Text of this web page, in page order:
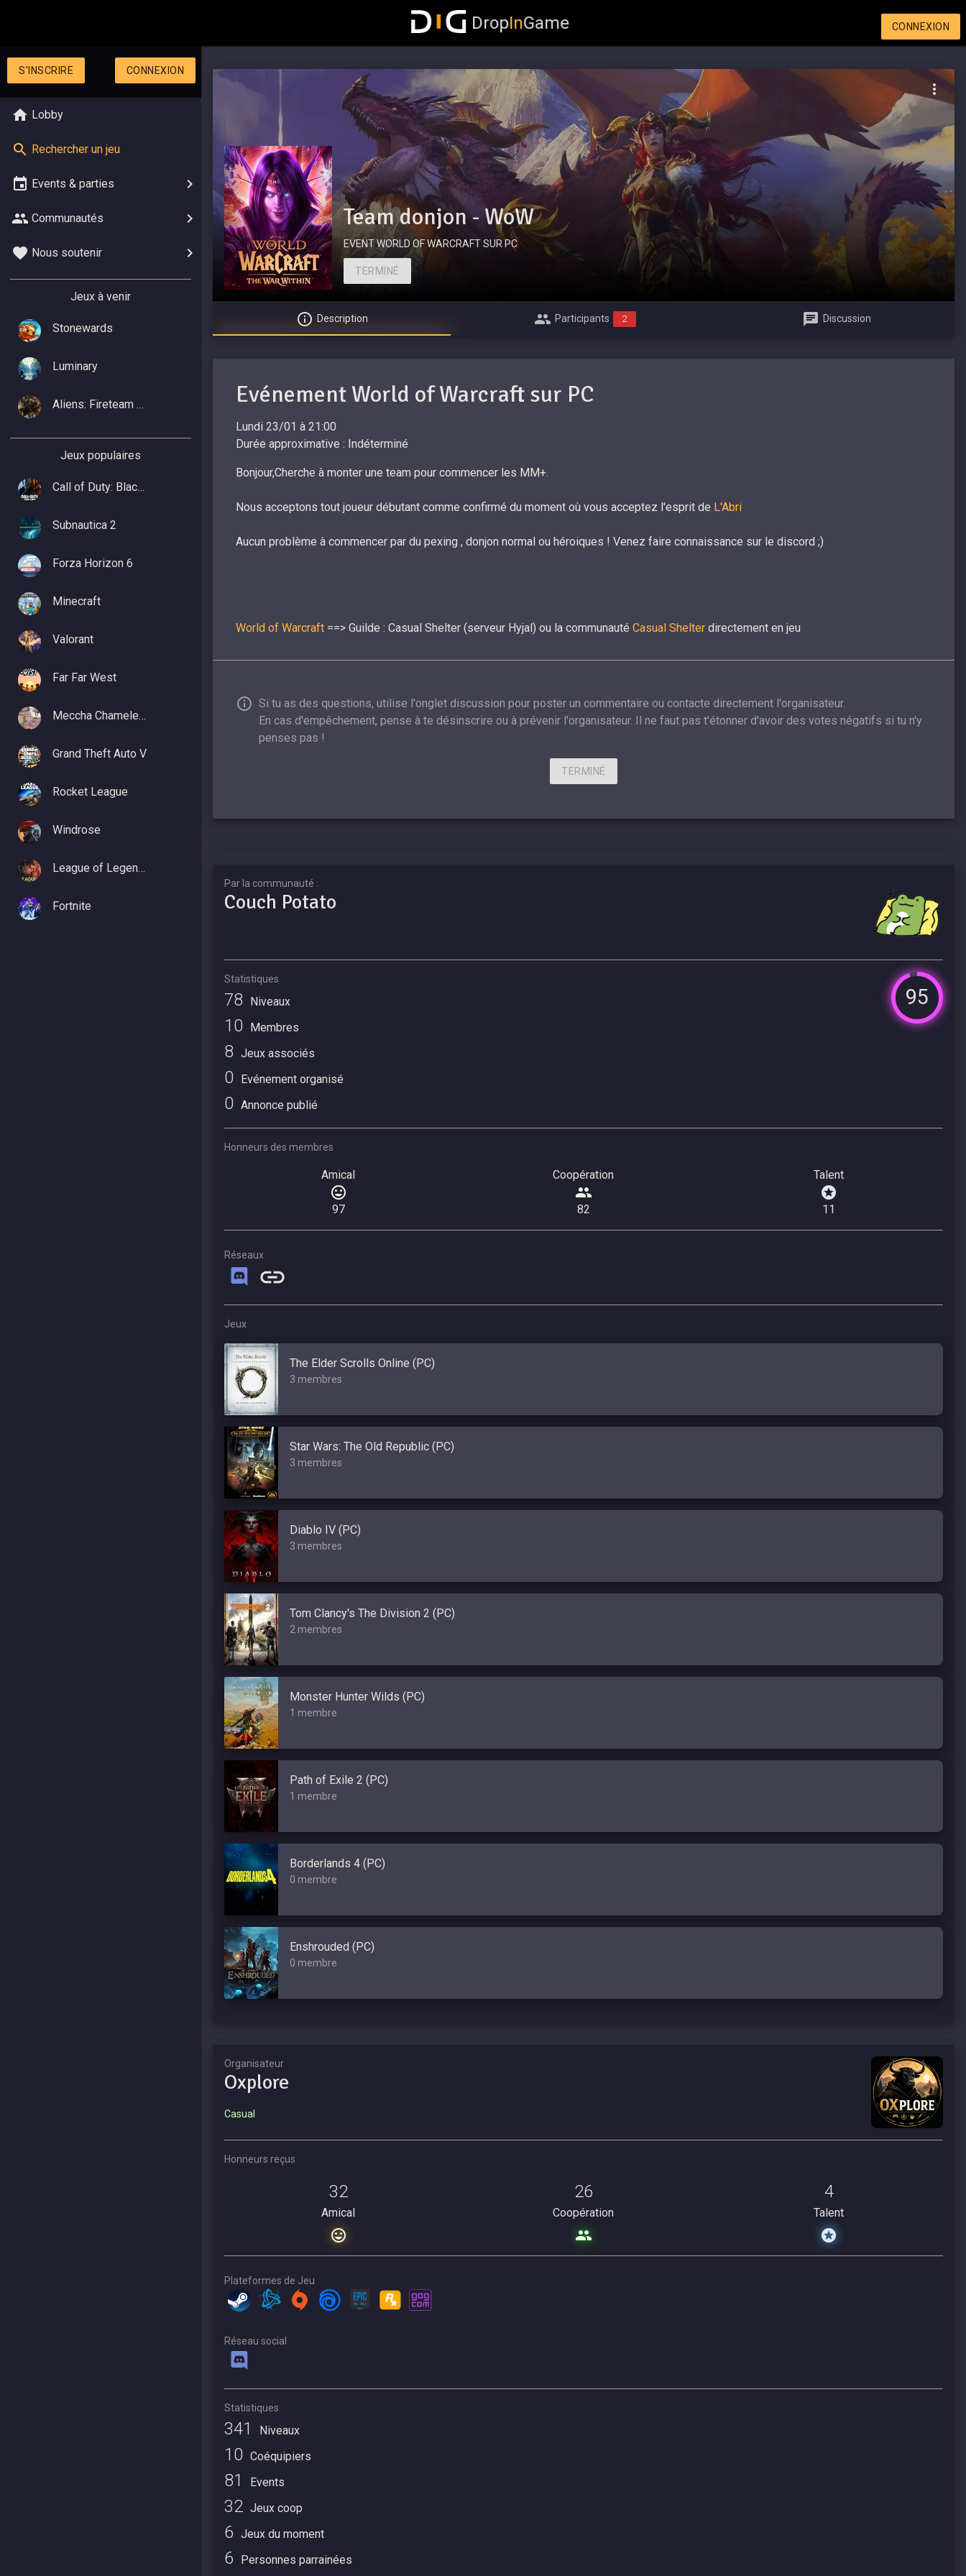
DropInGame CONNEXION
S'INSCRIRE CONNEXION
Lobby
Rechercher un jeu
Events & parties
Communautés
Nous soutenir
Jeux à venir
Stonewards
Luminary
Aliens: Fireteam Elite 2
Jeux populaires
Call of Duty: Black Ops 7
Subnautica 2
Forza Horizon 6
Minecraft
Valorant
Far Far West
Meccha Chameleon
Grand Theft Auto V
Rocket League
Windrose
League of Legends
Fortnite
Team donjon - WoW
EVENT WORLD OF WARCRAFT SUR PC
TERMINÉ
Description Participants 2 Discussion
Evénement World of Warcraft sur PC
Lundi 23/01 à 21:00
Durée approximative : Indéterminé
Bonjour, ​ Cherche à monter une team pour commencer les MM+.
​ Nous acceptons tout joueur débutant comme confirmé du moment où vous acceptez l'esprit de L'Abri
​ Aucun problème à commencer par du pexing , donjon normal ou héroiques ! Venez faire connaissance sur le discord ;) ​
World of Warcraft ​==> Guilde : Casual Shelter (serveur Hyjal) ou la communauté Casual Shelter directement en jeu
Si tu as des questions, utilise l'onglet discussion pour poster un commentaire ou contacte directement l'organisateur.
En cas d'empêchement, pense à te désinscrire ou à prévenir l'organisateur. Il ne faut pas t'étonner d'avoir des votes négatifs si tu n'y
penses pas !
TERMINÉ
Par la communauté :
Couch Potato
Statistiques
95
78 Niveaux
10 Membres
8 Jeux associés
0 Evénement organisé
0 Annonce publié
Honneurs des membres
Amical
97
Coopération
82
Talent
11
Réseaux
Jeux
The Elder Scrolls Online (PC)
3 membres
Star Wars: The Old Republic (PC)
3 membres
Diablo IV (PC)
3 membres
Tom Clancy's The Division 2 (PC)
2 membres
Monster Hunter Wilds (PC)
1 membre
Path of Exile 2 (PC)
1 membre
Borderlands 4 (PC)
0 membre
Enshrouded (PC)
0 membre
Organisateur
Oxplore
Casual
Honneurs reçus
32
Amical
26
Coopération
4
Talent
Plateformes de Jeu
Réseau social
Statistiques
341 Niveaux
10 Coéquipiers
81 Events
32 Jeux coop
6 Jeux du moment
6 Personnes parrainées